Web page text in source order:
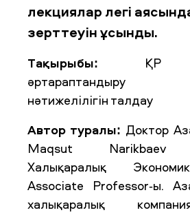
лекциялар легі
зерттеуін ұсынды.
Тақырыбы: ҚР
әртараптандыру
нәтижелілігін талдау
Автор туралы: Доктор
Maqsut Narikbaev
Халықаралық
Associate Professor-ы.
халықаралық